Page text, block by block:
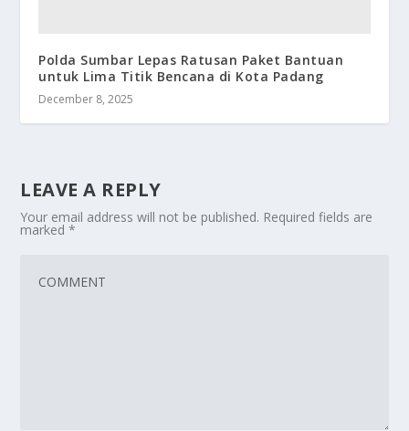
Polda Sumbar Lepas Ratusan Paket Bantuan
untuk Lima Titik Bencana di Kota Padang
December 8, 2025
LEAVE A REPLY
Your email address will not be published. Required fields are
marked*